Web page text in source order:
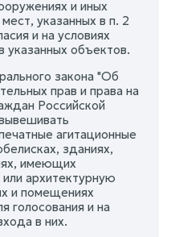
и иных
указанных в п. 2
и на условиях
указанных объектов.
закона "Об
прав и права на
Российской
агитационные
зданиях,
имеющих
архитектурную
и помещениях
голосования и на
в них.